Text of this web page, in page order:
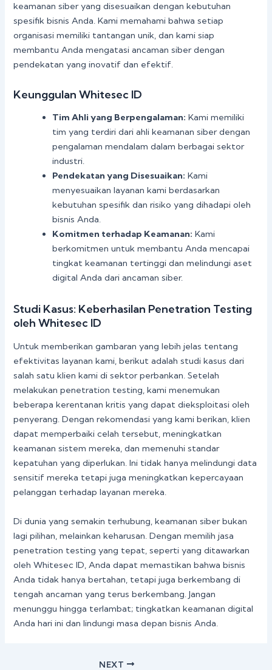
keamanan siber yang disesuaikan dengan kebutuhan
spesifik bisnis Anda. Kami memahami bahwa setiap
organisasi memiliki tantangan unik, dan kami siap
membantu Anda mengatasi ancaman siber dengan
pendekatan yang inovatif dan efektif.
Keunggulan Whitesec ID
Tim Ahli yang Berpengalaman: Kami memiliki
tim yang terdiri dari ahli keamanan siber dengan
pengalaman mendalam dalam berbagai sektor
industri.
Pendekatan yang Disesuaikan: Kami
menyesuaikan layanan kami berdasarkan
kebutuhan spesifik dan risiko yang dihadapi oleh
bisnis Anda.
Komitmen terhadap Keamanan: Kami
berkomitmen untuk membantu Anda mencapai
tingkat keamanan tertinggi dan melindungi aset
digital Anda dari ancaman siber.
Studi Kasus: Keberhasilan Penetration Testing
oleh Whitesec ID
Untuk memberikan gambaran yang lebih jelas tentang
efektivitas layanan kami, berikut adalah studi kasus dari
salah satu klien kami di sektor perbankan. Setelah
melakukan penetration testing, kami menemukan
beberapa kerentanan kritis yang dapat dieksploitasi oleh
penyerang. Dengan rekomendasi yang kami berikan, klien
dapat memperbaiki celah tersebut, meningkatkan
keamanan sistem mereka, dan memenuhi standar
kepatuhan yang diperlukan. Ini tidak hanya melindungi data
sensitif mereka tetapi juga meningkatkan kepercayaan
pelanggan terhadap layanan mereka.
Di dunia yang semakin terhubung, keamanan siber bukan
lagi pilihan, melainkan keharusan. Dengan memilih jasa
penetration testing yang tepat, seperti yang ditawarkan
oleh Whitesec ID, Anda dapat memastikan bahwa bisnis
Anda tidak hanya bertahan, tetapi juga berkembang di
tengah ancaman yang terus berkembang. Jangan
menunggu hingga terlambat; tingkatkan keamanan digital
Anda hari ini dan lindungi masa depan bisnis Anda.
NEXT